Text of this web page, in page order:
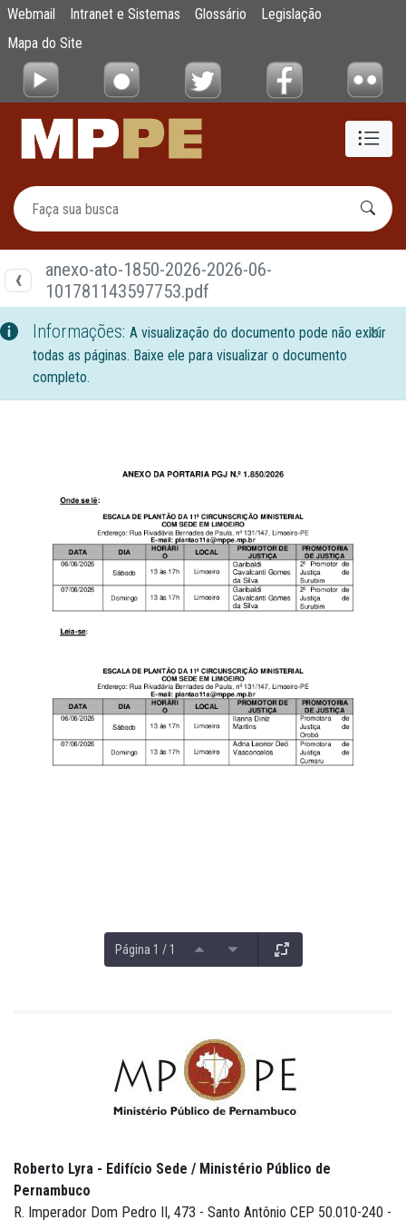
Pular para o Conteúdo principal
Documentos
Webmail Intranet e Sistemas Glossário
Legislação
Mapa do Site
anexo-ato-1850-2026-2026-06-
101781143597753.pdf
Informações: A visualização do documento pode não exibir
todas as páginas. Baixe ele para visualizar o documento
completo.
Página 1 / 1
Roberto Lyra - Edifício Sede / Ministério Público de
Pernambuco
R. Imperador Dom Pedro II, 473 - Santo Antônio CEP 50.010-240 -